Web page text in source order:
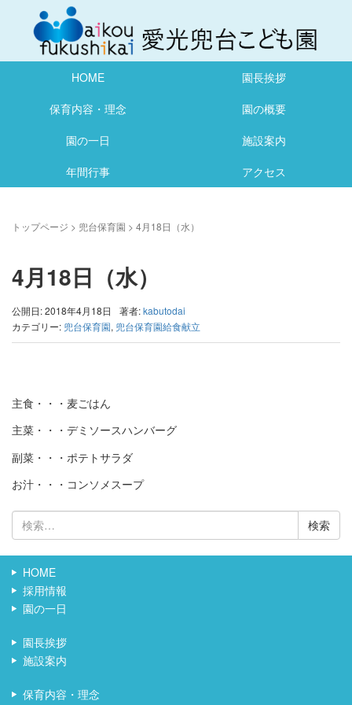
HOME
園長挨拶
保育内容・理念
園の概要
園の一日
施設案内
年間行事
アクセス
トップページ > 兜台保育園 > 4月18日（水）
4月18日（水）
公開日: 2018年4月18日 著者:kabutodai
カテゴリー: 兜台保育園, 兜台保育園給食献立
主食・・・麦ごはん
主菜・・・デミソースハンバーグ
副菜・・・ポテトサラダ
お汁・・・コンソメスープ
検
索:
HOME
採用情報
園の一日
園長挨拶
施設案内
保育内容・理念